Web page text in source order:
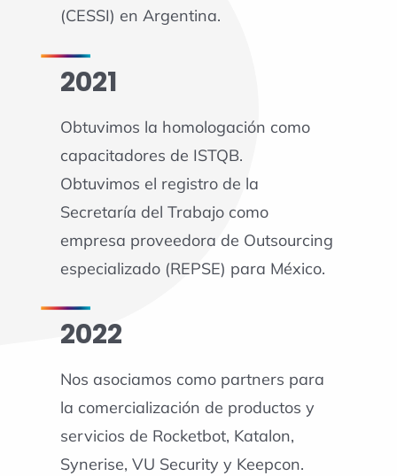
(CESSI) en Argentina.
2021
Obtuvimos la homologación como
capacitadores de ISTQB.
Obtuvimos el registro de la
Secretaría del Trabajo como
empresa proveedora de Outsourcing
especializado (REPSE) para México.
2022
Nos asociamos como partners para
la comercialización de productos y
servicios de Rocketbot, Katalon,
Synerise, VU Security y Keepcon.